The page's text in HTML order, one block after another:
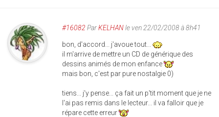
#16082 ParKELHANle ven 22/02/2008 à 8h41
bon, d'accord... j'avoue tout...
il m'arrive de mettre un CD de générique des
dessins animés de mon enfance
mais bon, c'est par pure nostalgie 0)
tiens... j'y pense... ça fait un p'tit moment que je ne
l'ai pas remis dans le lecteur... il va falloir que je
répare cette erreur